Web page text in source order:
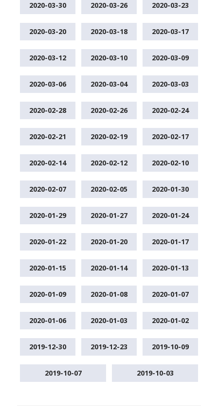
2020-03-30 2020-03-26 2020-03-23
2020-03-20 2020-03-18 2020-03-17
2020-03-12 2020-03-10 2020-03-09
2020-03-06 2020-03-04 2020-03-03
2020-02-28 2020-02-26 2020-02-24
2020-02-21 2020-02-19 2020-02-17
2020-02-14 2020-02-12 2020-02-10
2020-02-07 2020-02-05 2020-01-30
2020-01-29 2020-01-27 2020-01-24
2020-01-22 2020-01-20 2020-01-17
2020-01-15 2020-01-14 2020-01-13
2020-01-09 2020-01-08 2020-01-07
2020-01-06 2020-01-03 2020-01-02
2019-12-30 2019-12-23 2019-10-09
2019-10-07 2019-10-03